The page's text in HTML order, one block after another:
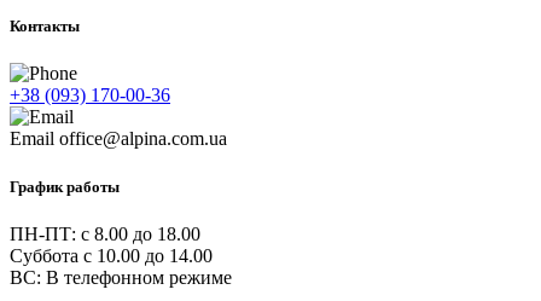
Контакты
+38 (093) 170-00-36
Email office@alpina.com.ua
График работы
ПН-ПТ: c 8.00 до 18.00
Суббота с 10.00 до 14.00
ВС: В телефонном режиме